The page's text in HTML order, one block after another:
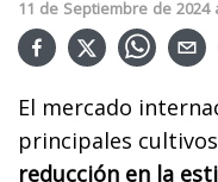
11 de Septiembre de 2024
El mercado
principales
reducción en la